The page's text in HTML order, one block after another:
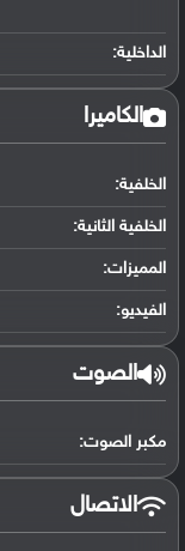
الداخلية:
الكاميرا
الخلفية:
الخلفية الثانية:
المميزات:
الفيديو:
الصوت
مكبر الصوت:
الاتصال